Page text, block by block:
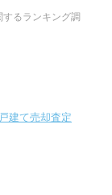
るランキング調
建て売却査定